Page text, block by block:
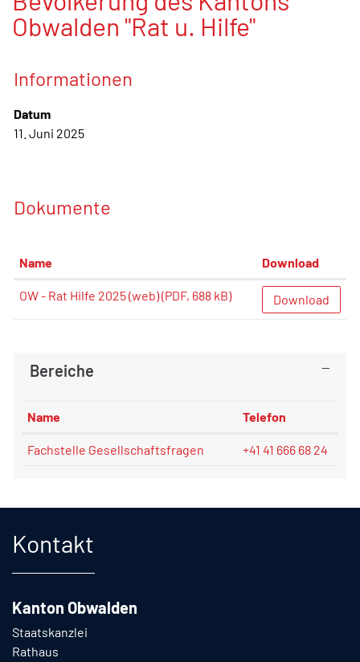
Obwalden "Rat u. Hilfe"
Informationen
Datum
11. Juni 2025
Dokumente
Name Download
OW - Rat Hilfe 2025 (web)(PDF, 688 kB) Download
Bereiche
Name Telefon
Fachstelle Gesellschaftsfragen +41 41 666 68 24
Kontakt
Kanton Obwalden
Staatskanzlei
Rathaus